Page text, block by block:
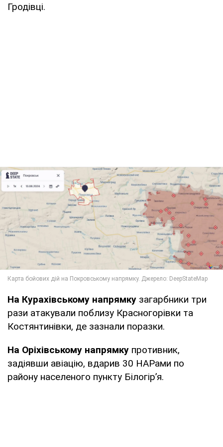
Гродівці.
На Курахівському напрямку загарбники три
рази атакували поблизу Красногорівки та
Костянтинівки, де зазнали поразки.
На Оріхівському напрямку противник,
задіявши авіацію, вдарив 30 НАРами по
району населеного пункту Білогір’я.